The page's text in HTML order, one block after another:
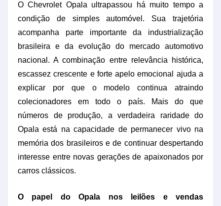
O Chevrolet Opala ultrapassou há muito tempo a
condição de simples automóvel. Sua trajetória
acompanha parte importante da industrialização
brasileira e da evolução do mercado automotivo
nacional. A combinação entre relevância histórica,
escassez crescente e forte apelo emocional ajuda a
explicar por que o modelo continua atraindo
colecionadores em todo o país. Mais do que
números de produção, a verdadeira raridade do
Opala está na capacidade de permanecer vivo na
memória dos brasileiros e de continuar despertando
interesse entre novas gerações de apaixonados por
carros clássicos.
O papel do Opala nos leilões e vendas